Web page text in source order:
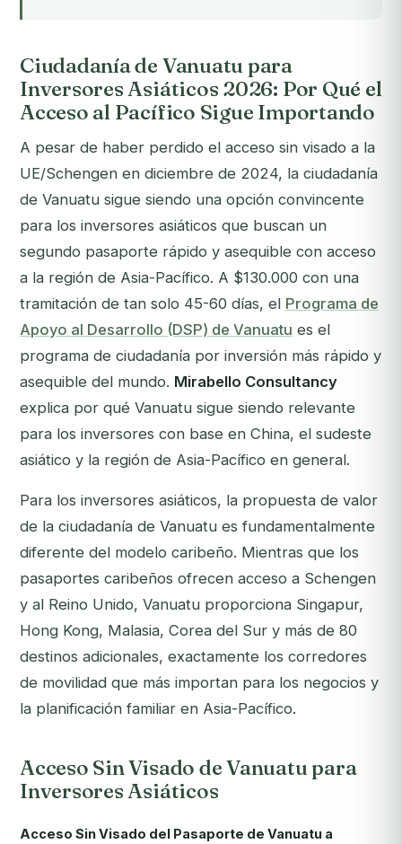
Ciudadanía de Vanuatu para
Inversores Asiáticos 2026: Por Qué el
Acceso al Pacífico Sigue Importando
A pesar de haber perdido el acceso sin visado a la
UE/Schengen en diciembre de 2024, la ciudadanía
de Vanuatu sigue siendo una opción convincente
para los inversores asiáticos que buscan un
segundo pasaporte rápido y asequible con acceso
a la región de Asia-Pacífico. A $130.000 con una
tramitación de tan solo 45-60 días, el Programa de
Apoyo al Desarrollo (DSP) de Vanuatu es el
programa de ciudadanía por inversión más rápido y
asequible del mundo. Mirabello Consultancy
explica por qué Vanuatu sigue siendo relevante
para los inversores con base en China, el sudeste
asiático y la región de Asia-Pacífico en general.
Para los inversores asiáticos, la propuesta de valor
de la ciudadanía de Vanuatu es fundamentalmente
diferente del modelo caribeño. Mientras que los
pasaportes caribeños ofrecen acceso a Schengen
y al Reino Unido, Vanuatu proporciona Singapur,
Hong Kong, Malasia, Corea del Sur y más de 80
destinos adicionales, exactamente los corredores
de movilidad que más importan para los negocios y
la planificación familiar en Asia-Pacífico.
Acceso Sin Visado de Vanuatu para
Inversores Asiáticos
Acceso Sin Visado del Pasaporte de Vanuatu a